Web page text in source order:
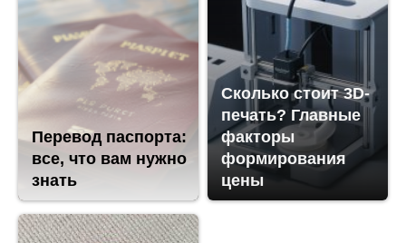
Перевод паспорта:
все, что вам нужно
знать
Сколько стоит 3D-
печать? Главные
факторы
формирования
цены